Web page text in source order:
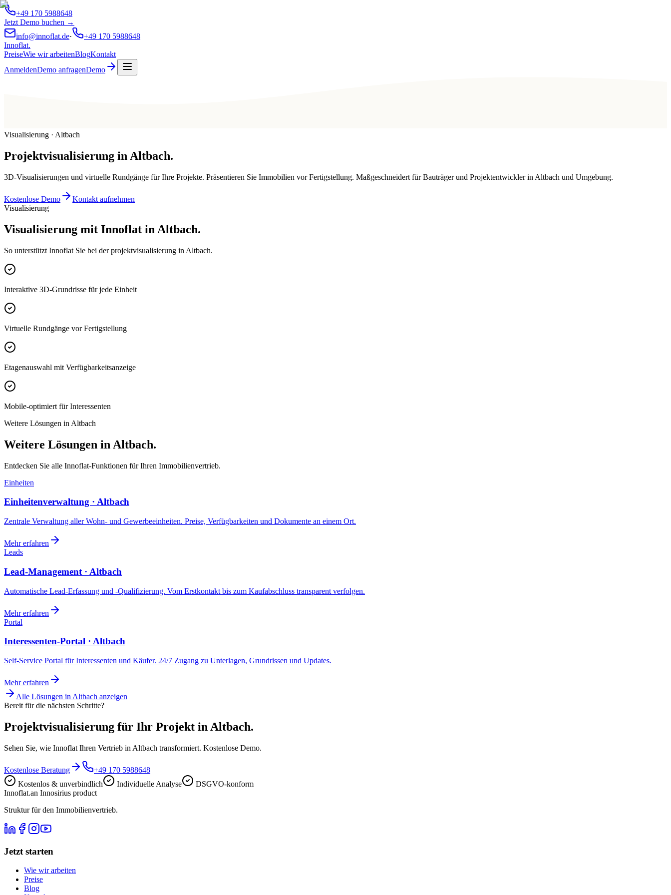
+49 170 5988648
Jetzt Demo buchen →
info@innoflat.de·
+49 170 5988648
Innoflat.
PreiseWie wir arbeitenBlogKontakt
AnmeldenDemo anfragenDemo
Visualisierung · Altbach
Projektvisualisierung in Altbach.
3D-Visualisierungen und virtuelle Rundgänge für Ihre Projekte. Präsentieren Sie Immobilien vor Fertigstellung. Maßgeschneidert für Bauträger und Projektentwickler in Altbach und Umgebung.
Kostenlose Demo
Kontakt aufnehmen
Visualisierung
Visualisierung mit Innoflat in Altbach.
So unterstützt Innoflat Sie bei der projektvisualisierung in Altbach.
Interaktive 3D-Grundrisse für jede Einheit
Virtuelle Rundgänge vor Fertigstellung
Etagenauswahl mit Verfügbarkeitsanzeige
Mobile-optimiert für Interessenten
Weitere Lösungen in Altbach
Weitere Lösungen in Altbach.
Entdecken Sie alle Innoflat-Funktionen für Ihren Immobilienvertrieb.
Einheiten
Einheitenverwaltung · Altbach
Zentrale Verwaltung aller Wohn- und Gewerbeeinheiten. Preise, Verfügbarkeiten und Dokumente an einem Ort.
Mehr erfahren
Leads
Lead-Management · Altbach
Automatische Lead-Erfassung und -Qualifizierung. Vom Erstkontakt bis zum Kaufabschluss transparent verfolgen.
Mehr erfahren
Portal
Interessenten-Portal · Altbach
Self-Service Portal für Interessenten und Käufer. 24/7 Zugang zu Unterlagen, Grundrissen und Updates.
Mehr erfahren
Alle Lösungen in Altbach anzeigen
Bereit für die nächsten Schritte?
Projektvisualisierung für Ihr Projekt in Altbach.
Sehen Sie, wie Innoflat Ihren Vertrieb in Altbach transformiert. Kostenlose Demo.
Kostenlose Beratung
+49 170 5988648
Kostenlos & unverbindlich
Individuelle Analyse
DSGVO-konform
Innoflat.an Innosirius product
Struktur für den Immobilienvertrieb.
Jetzt starten
Wie wir arbeiten
Preise
Blog